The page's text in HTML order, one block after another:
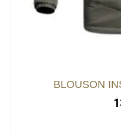
BLOUSON